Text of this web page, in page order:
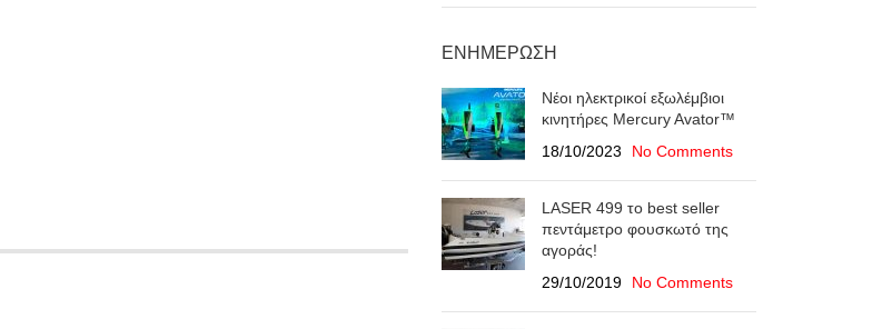
ΕΝΗΜΈΡΩΣΗ
Νέοι ηλεκτρικοί εξωλέμβιοι
κινητήρες Mercury Avator™
18/10/2023
No Comments
LASER 499 το best seller
πεντάμετρο φουσκωτό της
αγοράς!
29/10/2019
No Comments